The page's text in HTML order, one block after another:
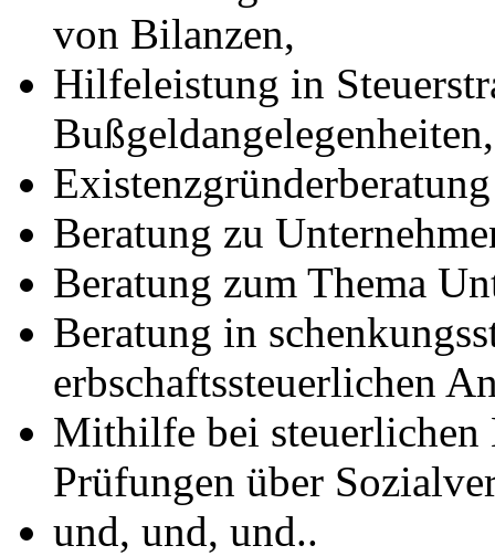
von Bilanzen,
Hilfeleistung in
Bußgeldangelegenheiten,
Existenzgründerberatung
Beratung zu
Beratung zum Thema
Beratung in
erbschaftssteuerlichen
Mithilfe bei steuerlichen
Prüfungen über
und, und, und..